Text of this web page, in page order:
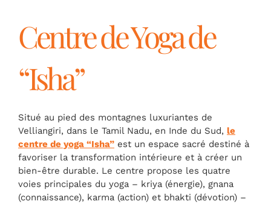
Centre de Yoga de
“Isha”
Situé au pied des montagnes luxuriantes de
Velliangiri, dans le Tamil Nadu, en Inde du Sud, le
centre de yoga “Isha”est un espace sacré destiné à
favoriser la transformation intérieure et à créer un
bien-être durable. Le centre propose les quatre
voies principales du yoga – kriya (énergie), gnana
(connaissance), karma (action) et bhakti (dévotion) –